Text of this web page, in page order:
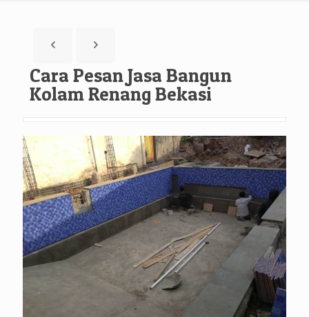
Cara Pesan Jasa Bangun
Kolam Renang Bekasi